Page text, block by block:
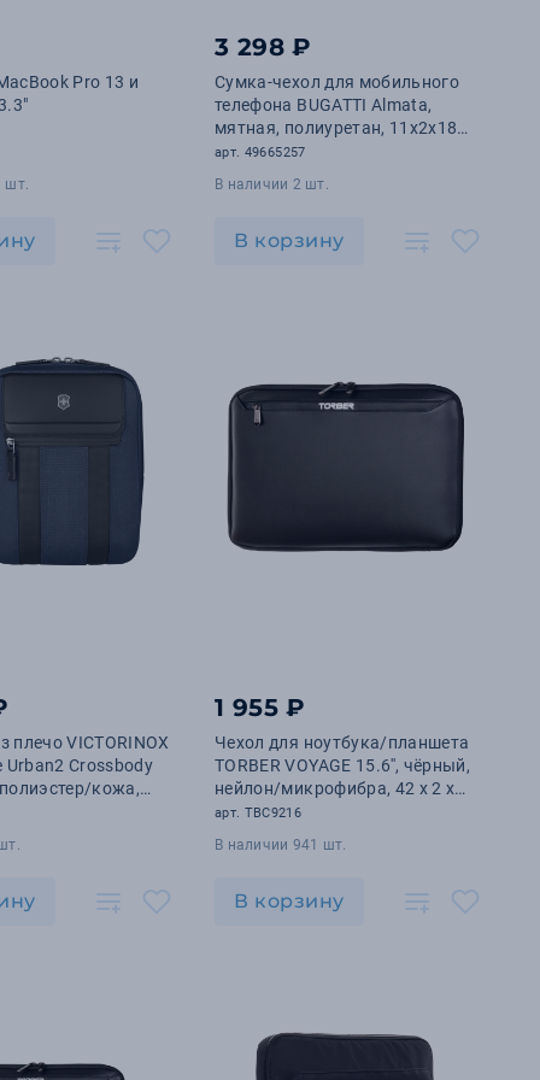
Pro 13 и
шт.
3 298 ₽
Сумка-чехол для мобильного
телефона BUGATTI Almata,
мятная, полиуретан, 11x2x18
см
арт. 49665257
В наличии 2 шт.
В корзину
плечо VICTORINOX
Urban2 Crossbody
кожа,
л
1 955 ₽
Чехол для ноутбука/планшета
TORBER VOYAGE 15.6'', чёрный,
нейлон/микрофибра, 42 х 2 х
28,5 см, 2,4л
арт. TBC9216
В наличии 941 шт.
В корзину